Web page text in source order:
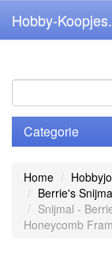
Hobby-
Categorie
Home
Berrie's
Snijmal -
Honeycomb